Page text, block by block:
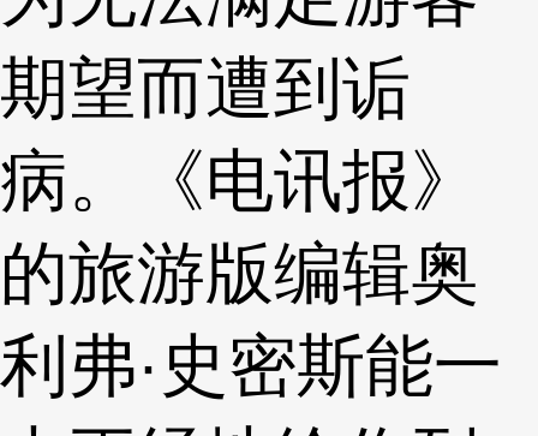
期望而遭到诟
病。《电讯报》
的旅游版编辑奥
利弗·史密斯能一